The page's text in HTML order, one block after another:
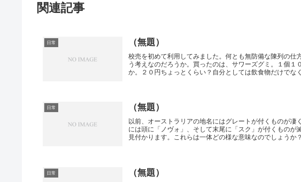
関連記事
日常 （無題）
校売を初めて利用してみました。何とも無防備な陳列の
う考えなのだろうか。買ったのは、サワーズグミ。１個１
か。２０円ちょっとくらい？自分としては飲食物だけでな
日常 （無題）
以前、オーストラリアの地名にはグレートが付くものが凄
には頭に「ノヴォ」、そして末尾に「スク」が付くものが
見付かります。これらは一体どの様な意味なのでしょうか
日常 （無題）